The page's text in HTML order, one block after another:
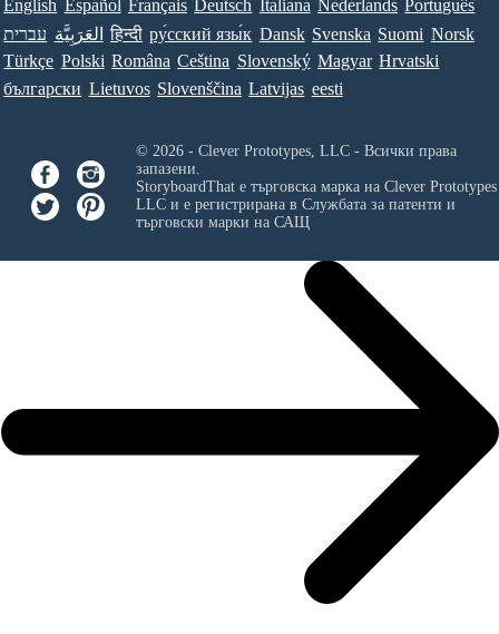
English Español Français Deutsch Italiana Nederlands Português
עברית العَرَبِيَّة हिन्दी ру́сский язы́к Dansk Svenska Suomi Norsk
Türkçe Polski Româna Ceština Slovenský Magyar Hrvatski
български Lietuvos Slovenščina Latvijas eesti
© 2026 - Clever Prototypes, LLC - Всички права
запазени.
StoryboardThat е търговска марка на Clever
LLCи е регистрирана в Службата за патенти и
търговски марки на САЩ